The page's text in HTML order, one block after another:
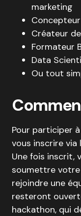
marketing
Créateur
Formateur
Data
Ou tout
Pour participer
vous inscrire via
Une fois inscrit,
soumettre votre
rejoindre une
resteront
hackathon, qui